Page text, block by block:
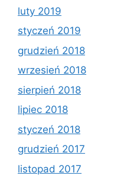
luty 2019
styczeń 2019
grudzień 2018
wrzesień 2018
sierpień 2018
lipiec 2018
styczeń 2018
grudzień 2017
listopad 2017